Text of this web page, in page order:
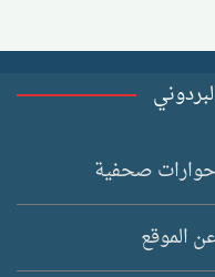
حوارات صحفية
الموقع